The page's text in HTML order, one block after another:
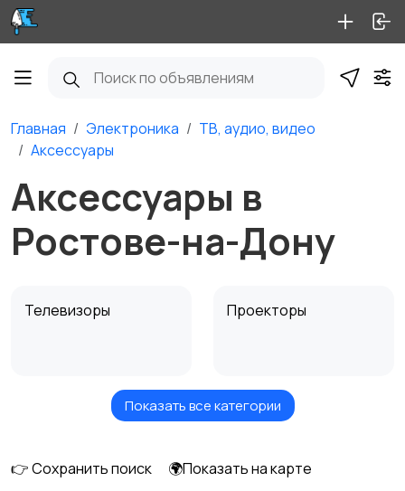
Главная Электроника
ТВ, аудио, видео
Аксессуары
Аксессуары в
Ростове-на-Дону
Телевизоры Проекторы
Акустика, колонки,
Домашние
Показать все категории
👉 Сохранить поиск
🌍Показать на карте